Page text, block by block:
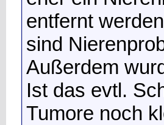
entfernt
sind
Außerdem
Ist das evtl.
Tumore noch